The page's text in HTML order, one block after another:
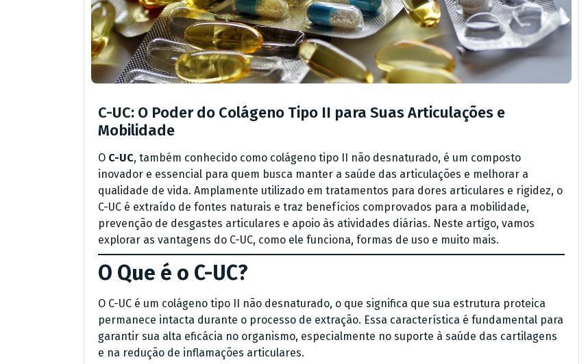
C-UC: O Poder do Colágeno Tipo II para Suas Articulações e
Mobilidade
O C-UC, também conhecido como colágeno tipo II não desnaturado, é um composto
inovador e essencial para quem busca manter a saúde das articulações e melhorar a
qualidade de vida. Amplamente utilizado em tratamentos para dores articulares e rigidez, o
C-UC é extraído de fontes naturais e traz benefícios comprovados para a mobilidade,
prevenção de desgastes articulares e apoio às atividades diárias. Neste artigo, vamos
explorar as vantagens do C-UC, como ele funciona, formas de uso e muito mais.
O Que é o C-UC?
O C-UC é um colágeno tipo II não desnaturado, o que significa que sua estrutura proteica
permanece intacta durante o processo de extração. Essa característica é fundamental para
garantir sua alta eficácia no organismo, especialmente no suporte à saúde das cartilagens
e na redução de inflamações articulares.